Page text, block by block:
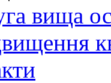
вища